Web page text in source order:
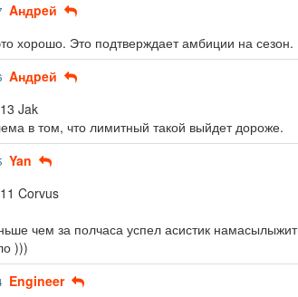
Aндpeй
хорошо. Это подтверждает амбиции на сезон.
Aндpeй
Jak
в том, что лимитный такой выйдет дороже.
Yan
Corvus
чем за полчаса успел асистик
)))
Engineer